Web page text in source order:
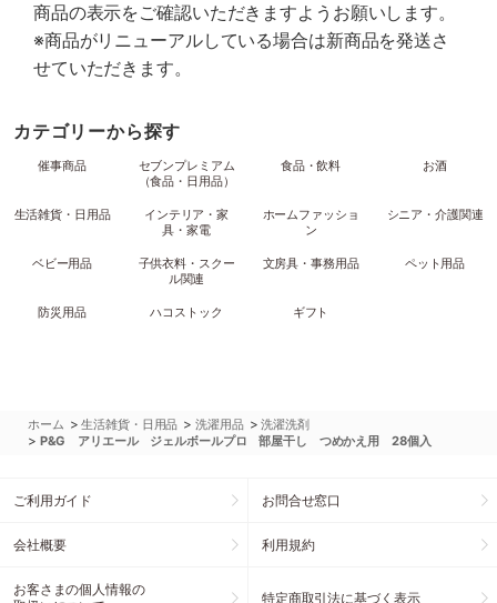
商品の表示をご確認いただきますようお願いします。
※商品がリニューアルしている場合は新商品を発送さ
せていただきます。
カテゴリーから探す
催事商品
セブンプレミアム
（食品・日用品）
食品・飲料 お酒
生活雑貨・日用品
インテリア・家
具・家電
ホームファッショ
ン
シニア・介護関連
ベビー用品
子供衣料・スクー
ル関連
文房具・事務用品 ペット用品
防災用品 ハコストック ギフト
ホーム >生活雑貨・日用品 >洗濯用品 >洗濯洗剤
> P&G アリエール ジェルボールプロ 部屋干し つめかえ用 28個入
ご利用ガイド お問合せ窓口
会社概要 利用規約
お客さまの個人情報の
特定商取引法に基づく表示